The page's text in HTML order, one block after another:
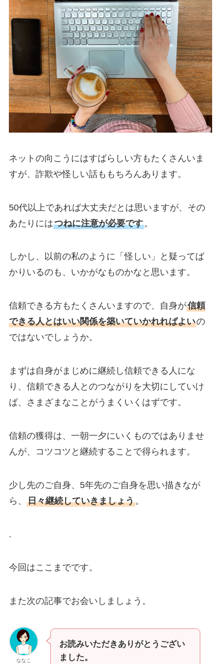
ネットの向こうにはすばらしい方もたくさんいま
すが、詐欺や怪しい話ももちろんあります。
50代以上であれば大丈夫だとは思いますが、その
あたりにはつねに注意が必要です。
しかし、以前の私のように「怪しい」と疑ってば
かりいるのも、いかがなものかなと思います。
信頼できる方もたくさんいますので、自身が信頼
できる人とはいい関係を築いていかれればよいの
ではないでしょうか。
まずは自身がまじめに継続し信頼できる人にな
り、信頼できる人とのつながりを大切にしていけ
ば、さまざまなことがうまくいくはずです。
信頼の獲得は、一朝一夕にいくものではありませ
んが、コツコツと継続することで得られます。
少し先のご自身、5年先のご自身を思い描きなが
ら、 日々継続していきましょう。
.
今回はここまでです。
また次の記事でお会いしましょう。
ななこ
お読みいただきありがとうござい
ました。